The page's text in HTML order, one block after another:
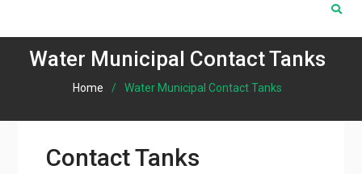
Water Municipal Contact Tanks
Home Water Municipal Contact Tanks
Contact Tanks